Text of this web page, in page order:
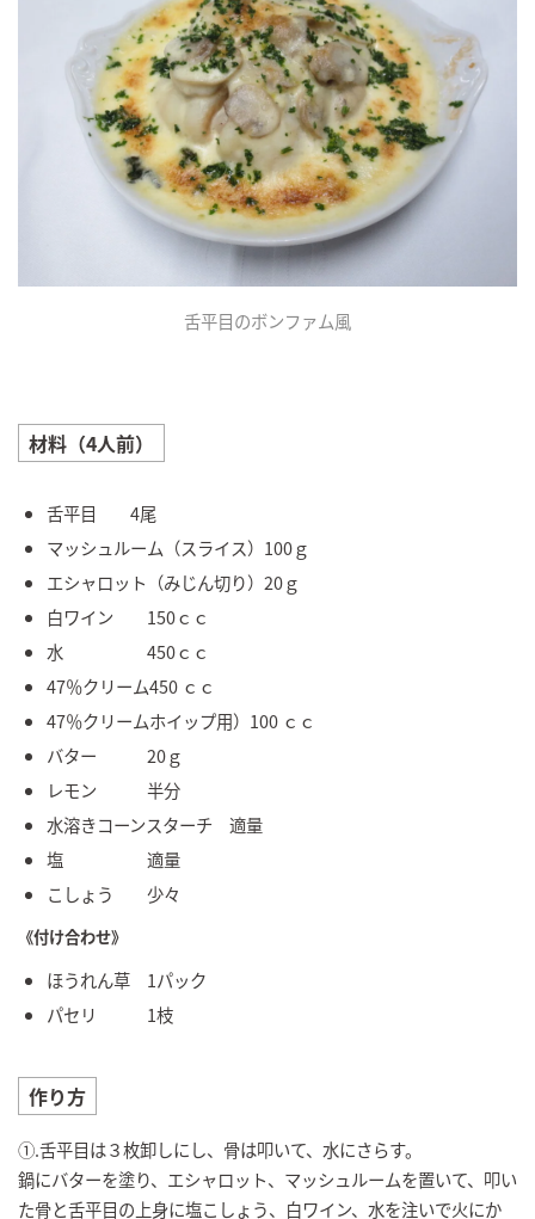
舌平目のボンファム風
材料（4人前）
舌平目 4尾
マッシュルーム（スライス）100ｇ
エシャロット（みじん切り）20ｇ
白ワイン 150ｃｃ
水 450ｃｃ
47％クリーム450 ｃｃ
47％クリームホイップ用）100 ｃｃ
バター 20ｇ
レモン 半分
水溶きコーンスターチ 適量
塩 適量
こしょう 少々
《付け合わせ》
ほうれん草 1パック
パセリ 1枝
作り方
①.舌平目は３枚卸しにし、骨は叩いて、水にさらす。
鍋にバターを塗り、エシャロット、マッシュルームを置いて、叩い
た骨と舌平目の上身に塩こしょう、白ワイン、水を注いで火にか